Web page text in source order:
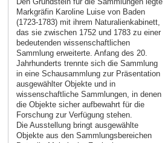
Markgräfin Karoline Luise von Baden
(1723-1783) mit ihrem Naturalienkabinett,
das sie zwischen 1752 und 1783 zu einer
bedeutenden wissenschaftlichen
Sammlung erweiterte. Anfang des 20.
Jahrhunderts trennte sich die Sammlung
in eine Schausammlung zur Präsentation
ausgewählter Objekte und in
wissenschaftliche Sammlungen, in denen
die Objekte sicher aufbewahrt für die
Forschung zur Verfügung stehen.
Die Ausstellung bringt ausgewählte
Objekte aus den Sammlungsbereichen